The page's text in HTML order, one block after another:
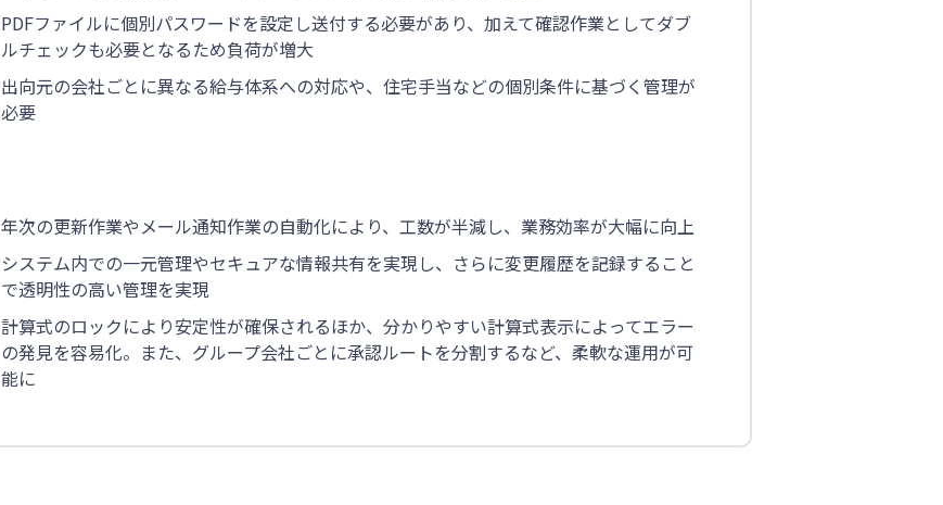
PDFファイルに個別パスワードを設定し送付する必要があり、加えて確認作業としてダブ
ルチェックも必要となるため負荷が増大
出向元の会社ごとに異なる給与体系への対応や、住宅手当などの個別条件に基づく管理が
必要
年次の更新作業やメール通知作業の自動化により、工数が半減し、業務効率が大幅に向上
システム内での一元管理やセキュアな情報共有を実現し、さらに変更履歴を記録すること
で透明性の高い管理を実現
計算式のロックにより安定性が確保されるほか、分かりやすい計算式表示によってエラー
の発見を容易化。また、グループ会社ごとに承認ルートを分割するなど、柔軟な運用が可
能に